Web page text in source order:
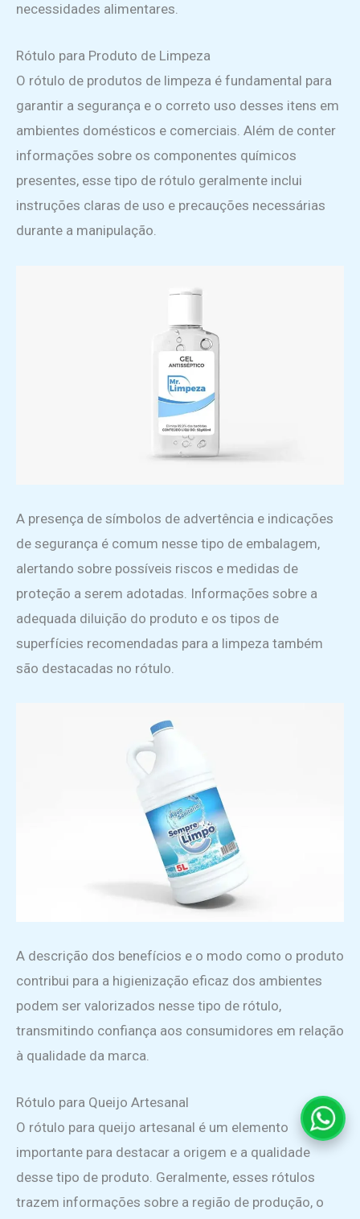
necessidades alimentares.
Rótulo para Produto de Limpeza
O rótulo de produtos de limpeza é fundamental para
garantir a segurança e o correto uso desses itens em
ambientes domésticos e comerciais. Além de conter
informações sobre os componentes químicos
presentes, esse tipo de rótulo geralmente inclui
instruções claras de uso e precauções necessárias
durante a manipulação.
A presença de símbolos de advertência e indicações
de segurança é comum nesse tipo de embalagem,
alertando sobre possíveis riscos e medidas de
proteção a serem adotadas. Informações sobre a
adequada diluição do produto e os tipos de
superfícies recomendadas para a limpeza também
são destacadas no rótulo.
A descrição dos benefícios e o modo como o produto
contribui para a higienização eficaz dos ambientes
podem ser valorizados nesse tipo de rótulo,
transmitindo confiança aos consumidores em relação
à qualidade da marca.
Rótulo para Queijo Artesanal
O rótulo para queijo artesanal é um elemento
importante para destacar a origem e a qualidade
desse tipo de produto. Geralmente, esses rótulos
trazem informações sobre a região de produção, o
Falar